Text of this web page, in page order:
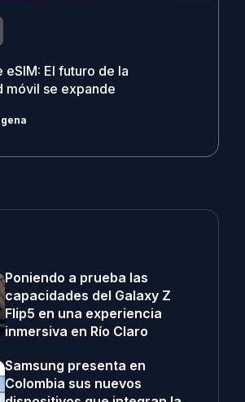
El futuro de la
móvil se expande
Poniendo a prueba las
capacidades del Galaxy Z
Flip5 en una experiencia
inmersiva en Río Claro
Samsung presenta en
Colombia sus nuevos